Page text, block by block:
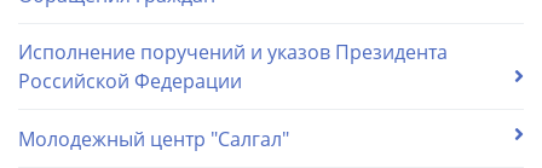
Исполнение поручений и указов Президента
Российской Федерации
Молодежный центр "Салгал"